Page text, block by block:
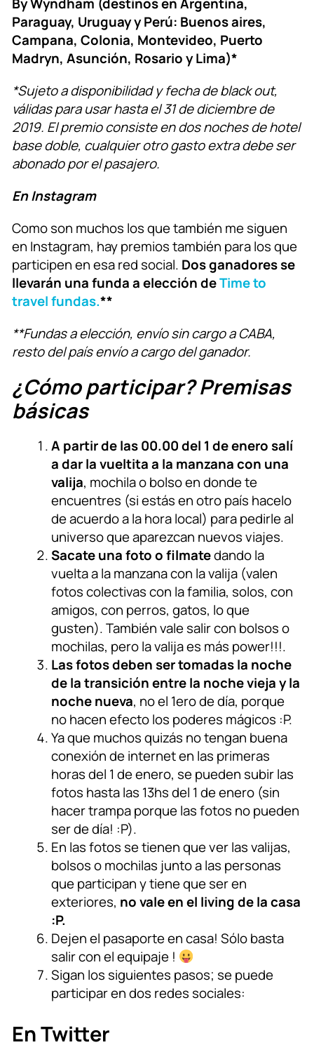
Paraguay, Uruguay y Perú: Buenos aires,
Campana, Colonia, Montevideo, Puerto
Madryn, Asunción, Rosario y Lima)*
*Sujeto a disponibilidad y fecha de black out,
válidas para usar hasta el 31 de diciembre de
2019. El premio consiste en dos noches de hotel
base doble, cualquier otro gasto extra debe ser
abonado por el pasajero.
En Instagram
Como son muchos los que también me siguen
en Instagram, hay premios también para los que
participen en esa red social. Dos ganadores se
llevarán una funda a elección deTime to
travel fundas.**
**Fundas a elección, envío sin cargo a CABA,
resto del país envío a cargo del ganador.
¿Cómo participar? Premisas
básicas
A partir de las 00.00 del 1 de enero salí
a dar la vueltita a la manzana con una
valija, mochila o bolso en donde te
encuentres (si estás en otro país hacelo
de acuerdo a la hora local) para pedirle al
universo que aparezcan nuevos viajes.
Sacate una foto o filmatedando la
vuelta a la manzana con la valija (valen
fotos colectivas con la familia, solos, con
amigos, con perros, gatos, lo que
gusten). También vale salir con bolsos o
mochilas, pero la valija es más power!!!.
Las fotos deben ser tomadas la noche
de la transición entre la noche vieja y la
noche nueva, no el 1ero de día, porque
no hacen efecto los poderes mágicos :P.
Ya que muchos quizás no tengan buena
conexión de internet en las primeras
horas del 1 de enero, se pueden subir las
fotos hasta las 13hs del 1 de enero (sin
hacer trampa porque las fotos no pueden
ser de día! :P).
En las fotos se tienen que ver las valijas,
bolsos o mochilas junto a las personas
que participan y tiene que ser en
exteriores, no vale en el living de la casa
:P.
Dejen el pasaporte en casa! Sólo basta
salir con el equipaje !
Sigan los siguientes pasos; se puede
participar en dos redes sociales:
En Twitter